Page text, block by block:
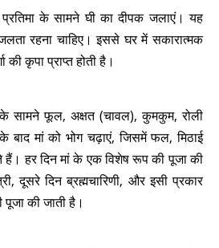
के सामने घी का दीपक जलाएं। यह
रहना चाहिए। इससे घर में सकारात्मक
की कृपा प्राप्त होती है।
के सामने फूल, अक्षत (चावल), कुमकुम, रोली
मां को भोग चढ़ाएं, जिसमें फल, मिठाई
हर दिन मां के एक विशेष रूप की पूजा की
दूसरे दिन ब्रह्मचारिणी, और इसी प्रकार
पूजा की जाती है।